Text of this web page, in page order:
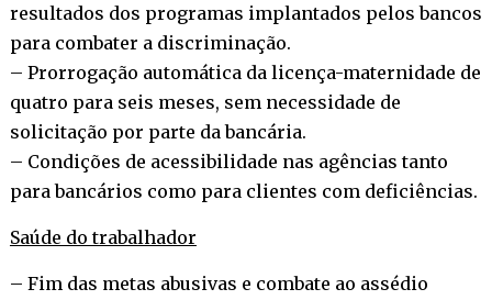
resultados dos programas implantados pelos bancos
para combater a discriminação.
– Prorrogação automática da licença-maternidade de
quatro para seis meses, sem necessidade de
solicitação por parte da bancária.
– Condições de acessibilidade nas agências tanto
para bancários como para clientes com deficiências.
Saúde do trabalhador
– Fim das metas abusivas e combate ao assédio